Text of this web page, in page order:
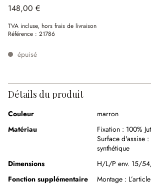
148,00 €
TVA incluse, hors frais de livraison
Référence : 21786
épuisé
Détails du produit
Couleur
marron
Matériau
Fixation : 100%
Surface d'assise :
synthétique
Dimensions
H/L/P env. 15/
Fonction supplémentaire
Montage :